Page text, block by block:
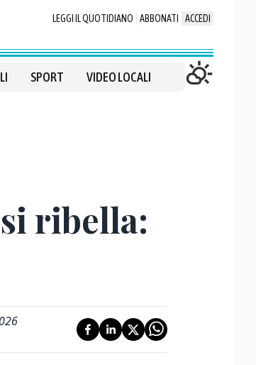
LEGGI IL QUOTIDIANO ABBONATI ACCEDI
SPORT VIDEO LOCALI
ribella: